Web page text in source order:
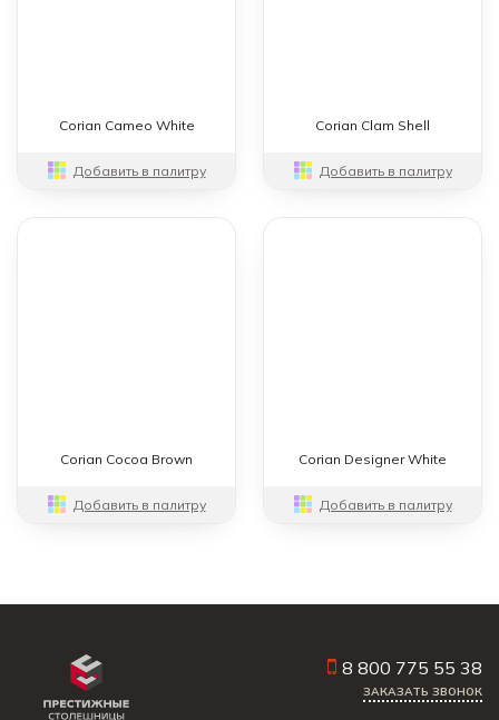
Corian Cameo White
Добавить в палитру
Corian Clam Shell
Добавить в палитру
Corian Cocoa Brown
Добавить в палитру
Corian Designer White
Добавить в палитру
8 800 775 55 38
ЗАКАЗАТЬ ЗВОНОК